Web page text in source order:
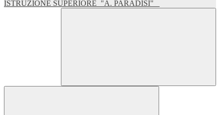
ISTRUZIONE SUPERIORE "A. PARADISI"